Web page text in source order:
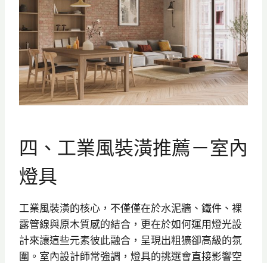
四、工業風裝潢推薦－室內
燈具
工業風裝潢的核心，不僅僅在於水泥牆、鐵件、裸
露管線與原木質感的結合，更在於如何運用燈光設
計來讓這些元素彼此融合，呈現出粗獷卻高級的氛
圍。室內設計師常強調，燈具的挑選會直接影響空